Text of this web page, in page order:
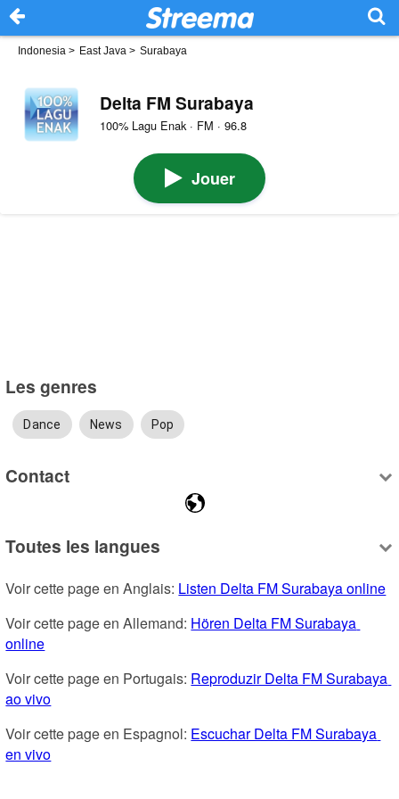
Indonesia > East Java > Surabaya
Delta FM Surabaya
100% Lagu Enak · FM · 96.8
Jouer
Les genres
Dance News Pop
Contact
Toutes les langues
Voir cette page en Anglais: Listen Delta FM Surabaya online
Voir cette page en Allemand: Hören Delta FM Surabaya
online
Voir cette page en Portugais: Reproduzir Delta FM Surabaya
ao vivo
Voir cette page en Espagnol: Escuchar Delta FM Surabaya
en vivo